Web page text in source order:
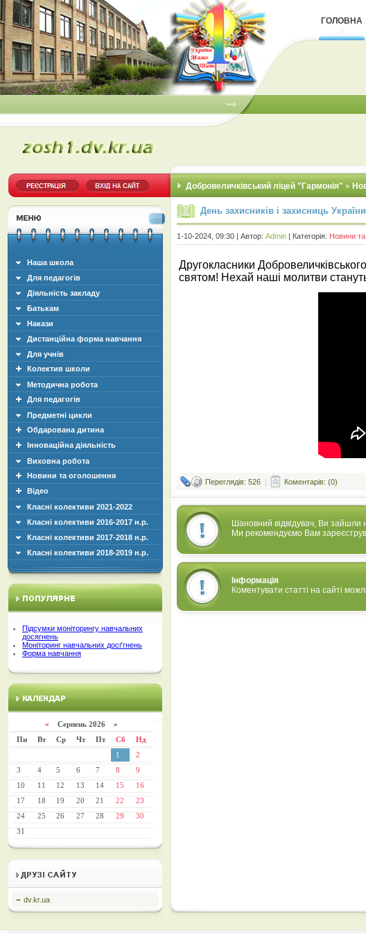
ГОЛОВНА
Добровеличківський ліцей "Гармонія" »
Наша школа
Для педагогів
Діяльність закладу
Батькам
Накази
Дистанційна форма навчання
Для учнів
Колектив школи
Методична робота
Для педагогів
Предметні цикли
Обдарована дитина
Інноваційна діяльність
Виховна робота
Новини та оголошення
Відео
Класні колективи 2021-2022
Класні колективи 2016-2017 н.р.
Класні колективи 2017-2018 н.р.
Класні колективи 2018-2019 н.р.
Підсумки моніторингу навчальних
досягнень
Моніторинг навчальних досґгнень
Форма навчання
« Серпень 2026 »
Пн
Вт Ср Чт Пт Сб
Нд
1
2
3
4 5 6 7 8
9
10
11 12 13 14 15
16
17
18 19 20 21 22
23
24
25 26 27 28 29
30
31
dv.kr.ua
День захисників і захисниць України
1-10-2024, 09:30 | Автор: Admin | Категорія: Новини
Другокласники
святом! Нехай наші молитви
Переглядів: 526 | Коментарів: (0)
Шановний відвідувач, Ви зайшли
Ми рекомендуємо Вам
Інформація
Коментувати статті на сайті